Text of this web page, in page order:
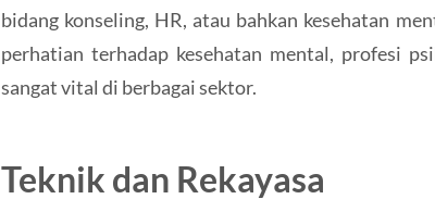
bidang konseling, HR, atau bahkan kesehatan
perhatian terhadap kesehatan mental, profesi
sangat vital di berbagai sektor.
Teknik dan Rekayasa